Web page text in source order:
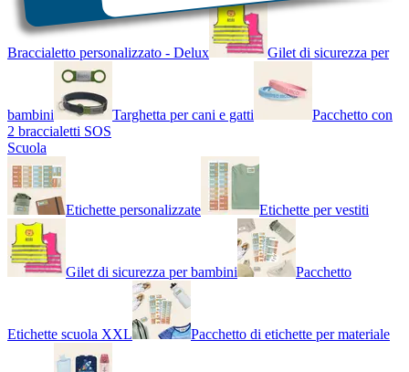
Braccialetto personalizzato - Delux Gilet di sicurezza per
bambini Targhetta per cani e gatti
Pacchetto con
2 braccialetti SOS
Scuola
Etichette personalizzate Etichette per vestiti
Gilet di sicurezza per bambini Pacchetto
Etichette scuola XXL Pacchetto di etichette per materiale